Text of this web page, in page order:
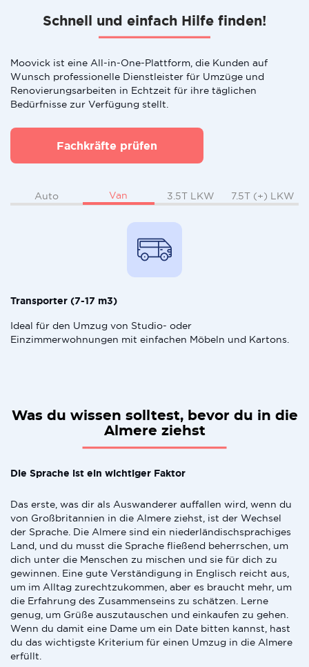
Schnell und einfach Hilfe finden!
Moovick ist eine All-in-One-Plattform, die Kunden auf
Wunsch professionelle Dienstleister für Umzüge und
Renovierungsarbeiten in Echtzeit für ihre täglichen
Bedürfnisse zur Verfügung stellt.
Fachkräfte prüfen
Auto Van 3.5T LKW 7.5T (+) LKW
Transporter (7-17 m3)
Ideal für den Umzug von Studio- oder
Einzimmerwohnungen mit einfachen Möbeln und Kartons.
Was du wissen solltest, bevor du in die
Almere ziehst
Die Sprache ist ein wichtiger Faktor
Das erste, was dir als Auswanderer auffallen wird, wenn du
von Großbritannien in die Almere ziehst, ist der Wechsel
der Sprache. Die Almere sind ein niederländischsprachiges
Land, und du musst die Sprache fließend beherrschen, um
dich unter die Menschen zu mischen und sie für dich zu
gewinnen. Eine gute Verständigung in Englisch reicht aus,
um im Alltag zurechtzukommen, aber es braucht mehr, um
die Erfahrung des Zusammenseins zu schätzen. Lerne
genug, um Grüße auszutauschen und einkaufen zu gehen.
Wenn du damit eine Dame um ein Date bitten kannst, hast
du das wichtigste Kriterium für einen Umzug in die Almere
erfüllt.